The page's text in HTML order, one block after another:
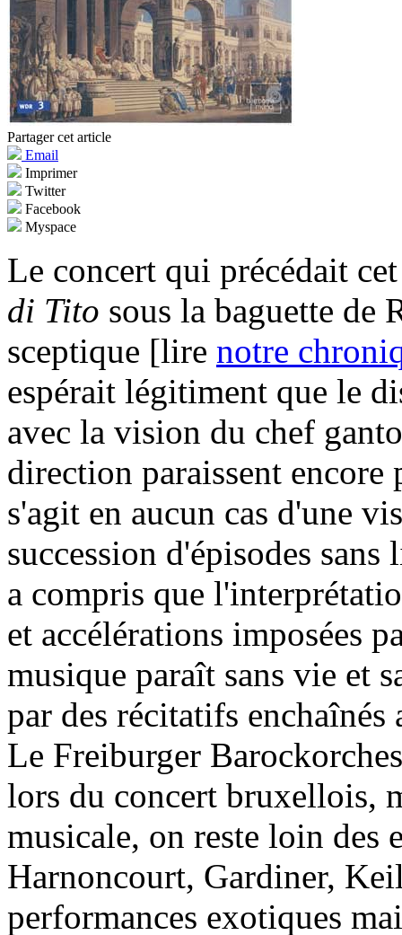
Partager cet article
Email
Imprimer
Twitter
Facebook
Myspace
Le concert qui précédait
di Tito sous la baguette de
sceptique [lire notre
espérait légitiment que le
avec la vision du chef
direction paraissent
s'agit en aucun cas d'une
succession d'épisodes
a compris que
et accélérations imposées
musique paraît sans vie et
par des récitatifs enchaînés
Le Freiburger
lors du concert bruxellois,
musicale, on reste loin des
Harnoncourt, Gardiner,
performances exotiques